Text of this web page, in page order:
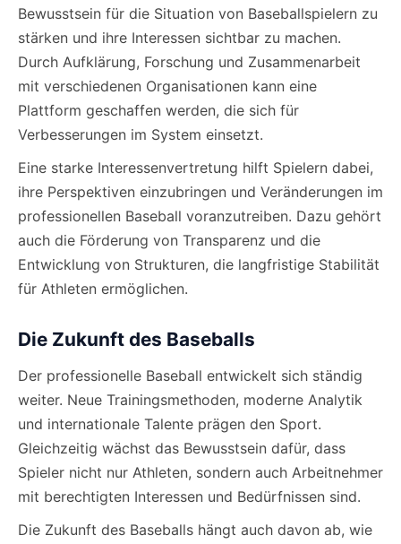
Bewusstsein für die Situation von Baseballspielern zu
stärken und ihre Interessen sichtbar zu machen.
Durch Aufklärung, Forschung und Zusammenarbeit
mit verschiedenen Organisationen kann eine
Plattform geschaffen werden, die sich für
Verbesserungen im System einsetzt.
Eine starke Interessenvertretung hilft Spielern dabei,
ihre Perspektiven einzubringen und Veränderungen im
professionellen Baseball voranzutreiben. Dazu gehört
auch die Förderung von Transparenz und die
Entwicklung von Strukturen, die langfristige Stabilität
für Athleten ermöglichen.
Die Zukunft des Baseballs
Der professionelle Baseball entwickelt sich ständig
weiter. Neue Trainingsmethoden, moderne Analytik
und internationale Talente prägen den Sport.
Gleichzeitig wächst das Bewusstsein dafür, dass
Spieler nicht nur Athleten, sondern auch Arbeitnehmer
mit berechtigten Interessen und Bedürfnissen sind.
Die Zukunft des Baseballs hängt auch davon ab, wie